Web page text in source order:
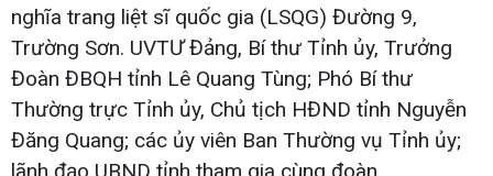
nghĩa trang liệt sĩ quốc gia (LSQG) Đường 9,
Trường Sơn. UVTƯ Đảng, Bí thư Tỉnh ủy, Trưởng
Đoàn ĐBQH tỉnh Lê Quang Tùng; Phó Bí thư
Thường trực Tỉnh ủy, Chủ tịch HĐND tỉnh Nguyễn
Đăng Quang; các ủy viên Ban Thường vụ Tỉnh ủy;
lãnh đạo UBND tỉnh tham gia cùng đoàn.